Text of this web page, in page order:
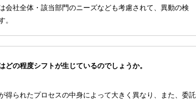
会社全体・該当部門のニーズなども考慮されて、異動の検
。
どの程度シフトが生じているのでしょうか。
得られたプロセスの中身によって大きく異なり、また、委託